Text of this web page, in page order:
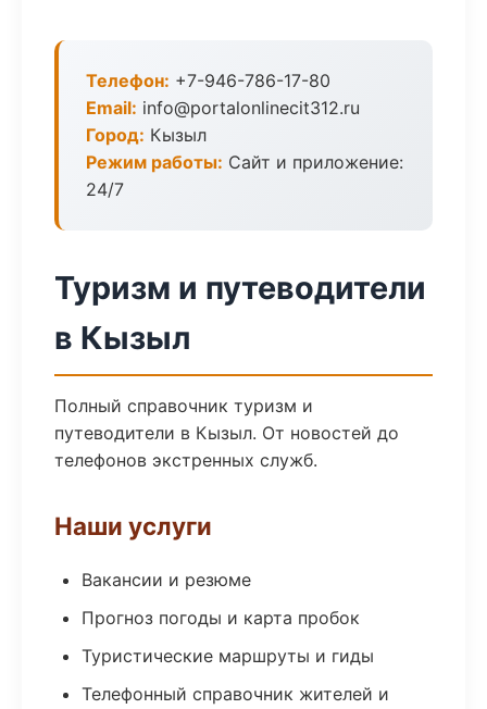
Телефон: +7-946-786-17-80
Email: info@portalonlinecit312.ru
Город: Кызыл
Режим работы: Сайт и приложение:
24/7
Туризм и путеводители
в Кызыл
Полный справочник туризм и
путеводители в Кызыл. От новостей до
телефонов экстренных служб.
Наши услуги
Вакансии и резюме
Прогноз погоды и карта пробок
Туристические маршруты и гиды
Телефонный справочник жителей и